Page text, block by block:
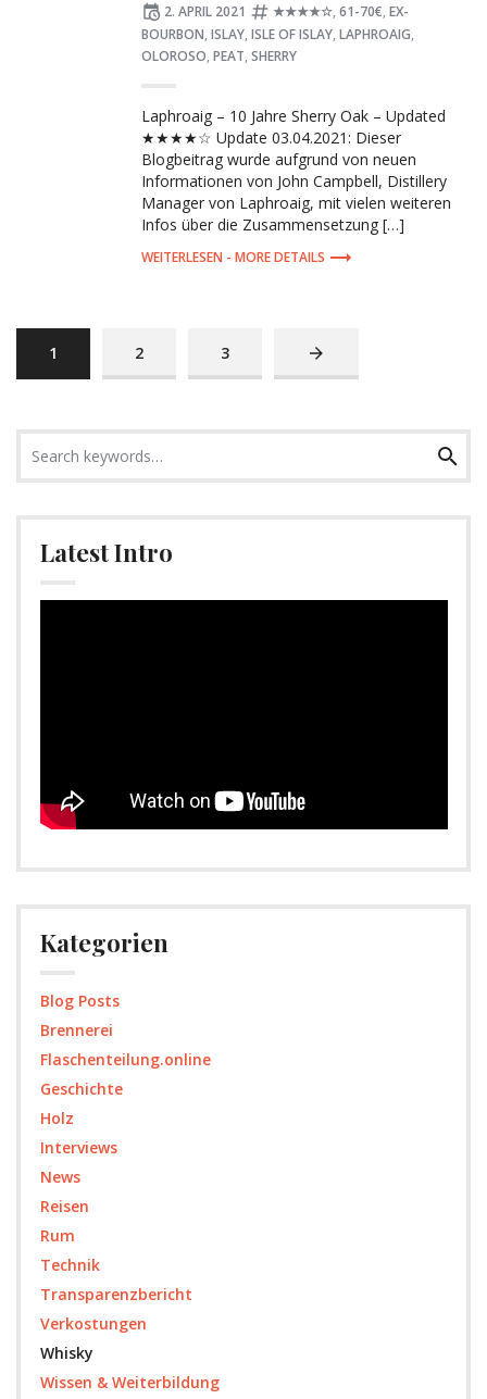
Posted
on
2. APRIL 2021 Tagged:
★★★★☆, 61-70€, EX-
BOURBON, ISLAY, ISLE OF ISLAY, LAPHROAIG,
OLOROSO, PEAT, SHERRY
Laphroaig – 10 Jahre Sherry Oak – Updated
★★★★☆ Update 03.04.2021: Dieser
Blogbeitrag wurde aufgrund von neuen
Informationen von John Campbell, Distillery
Manager von Laphroaig, mit vielen weiteren
Infos über die Zusammensetzung […]
MORE DETAILS
PAGE
1 PAGE
2 PAGE
3
NEXT
for:
Search
Latest Intro
Kategorien
Blog Posts
Brennerei
Flaschenteilung.online
Geschichte
Holz
Interviews
News
Reisen
Rum
Technik
Transparenzbericht
Verkostungen
Whisky
Wissen & Weiterbildung